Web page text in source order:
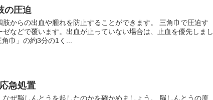
の圧迫
からの出血や腫れを防止することができます。 三角巾で圧迫す
などで覆います。出血が止っていない場合は、止血を優先しまし
巾」の約3分の1く...
急処置
なぜ脳しんとうを起したのかを確かめましょう。 脳しんとうの原